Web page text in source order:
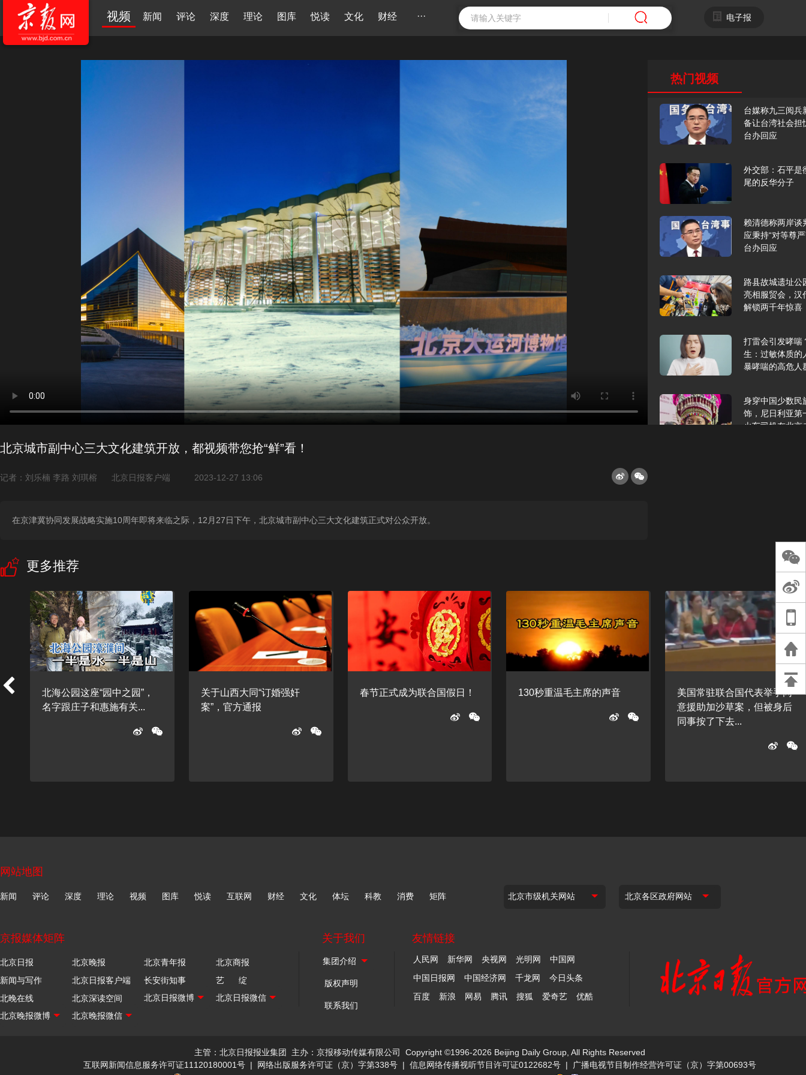
视频 新闻 评论 深度 理论 图库 悦读 文化 财经 ··· 电子报
热门视频
台媒称九三阅兵
备让台湾社会担
台办回应
外交部：石平是
尾的反华分子
赖清德称两岸谈
应秉持“对等尊
台办回应
路县故城遗址公
亮相服贸会，汉
解锁两千年惊喜
打雷会引发哮喘
生：过敏体质的
暴哮喘的高危人
身穿中国少数民
饰，尼日利亚第
火车司机在北京
谈过去 谈谈未来
天桥艺术中心一
演出，国际项目
重庆一高校学生
死，官方通报：
刑案，网传遗体
等信息不实
北京城市副中心三大文化建筑开放，都视频带您抢“鲜”看！
记者：刘乐楠 李路 刘琪榕 北京日报客户端 2023-12-27 13:06
在京津冀协同发展战略实施10周年即将来临之际，12月27日下午，北京城市副中心三大文化建筑正式对公众开放。
更多推荐
北海公园这座“园中之园”，
名字跟庄子和惠施有关...
关于山西大同“订婚强奸
案”，官方通报
春节正式成为联合国假日！ 130秒重温毛主席的声音
美国常驻联合国代表举手同
意援助加沙草案，但被身后
同事按了下去...
网站地图
新闻 评论 深度 理论 视频 图库 悦读 互联网 财经 文化 体坛 科教 消费 矩阵
京报媒体矩阵
北京日报 北京晚报 北京青年报
北京商报
新闻与写作
北京日报客户端 长安街知事
艺 绽
北晚在线
北京深读空间
关于我们
版权声明
联系我们
友情链接
人民网 新华网 央视网 光明网
中国网
中国日报网
中国经济网 千龙网
今日头条
百度
新浪 网易 腾讯 搜狐 爱奇艺 优酷
主管：北京日报报业集团 主办：京报移动传媒有限公司
Copyright ©1996-2026 Beijing Daily Group, All Rights Reserved
互联网新闻信息服务许可证11120180001号 | 网络出版服务许可证（京）字第338号 | 信息网络传播视听节目许可证0122682号 |
广播电视节目制作经营许可证（京）字第00693号